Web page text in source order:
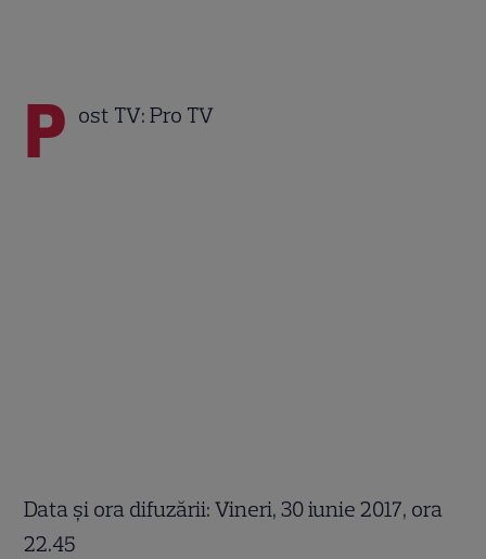
P ost TV: Pro TV
Data și ora difuzării: Vineri, 30 iunie 2017, ora
22.45